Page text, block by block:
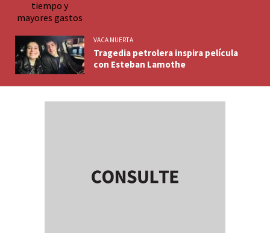
VACA MUERTA
Tragedia petrolera inspira película
con Esteban Lamothe